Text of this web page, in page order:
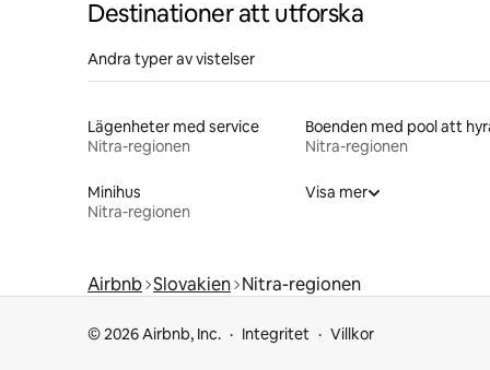
Destinationer att utforska
Andra typer av vistelser
Lägenheter med service
Nitra-regionen
Boenden med pool att
Nitra-regionen
Minihus
Nitra-regionen
Visa mer
Airbnb Slovakien Nitra-regionen
© 2026 Airbnb, Inc. Integritet Villkor